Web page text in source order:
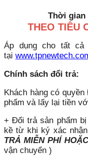
Thời gian
THEO TIÊU
Áp dụng cho tất cả
tại
Chính sách đổi trả:
Khách hàng có
phẩm và lấy lại tiền
+ Đổi trả sản phẩm
kề từ khi ký xác
TRẢ MIỄN PHÍ
vận chuyển )